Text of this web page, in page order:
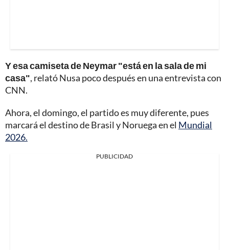
Y esa camiseta de Neymar "está en la sala de mi
casa", relató Nusa poco después en una entrevista con
CNN.
Ahora, el domingo, el partido es muy diferente, pues
marcará el destino de Brasil y Noruega en el Mundial
2026.
PUBLICIDAD